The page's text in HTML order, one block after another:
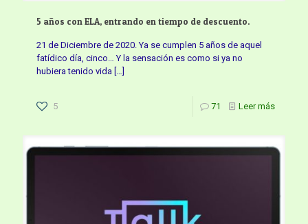
5 años con ELA, entrando en tiempo de descuento.
21 de Diciembre de 2020. Ya se cumplen 5 años de aquel
fatídico día, cinco… Y la sensación es como si ya no
hubiera tenido vida […]
5 71 Leer más